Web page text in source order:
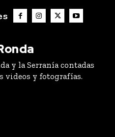
y la Serranía contadas
videos y fotografías.